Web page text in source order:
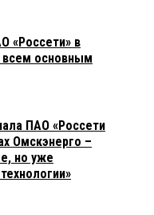
«Россети» в
всем основным
ПАО «Россети
Омскэнерго –
но уже